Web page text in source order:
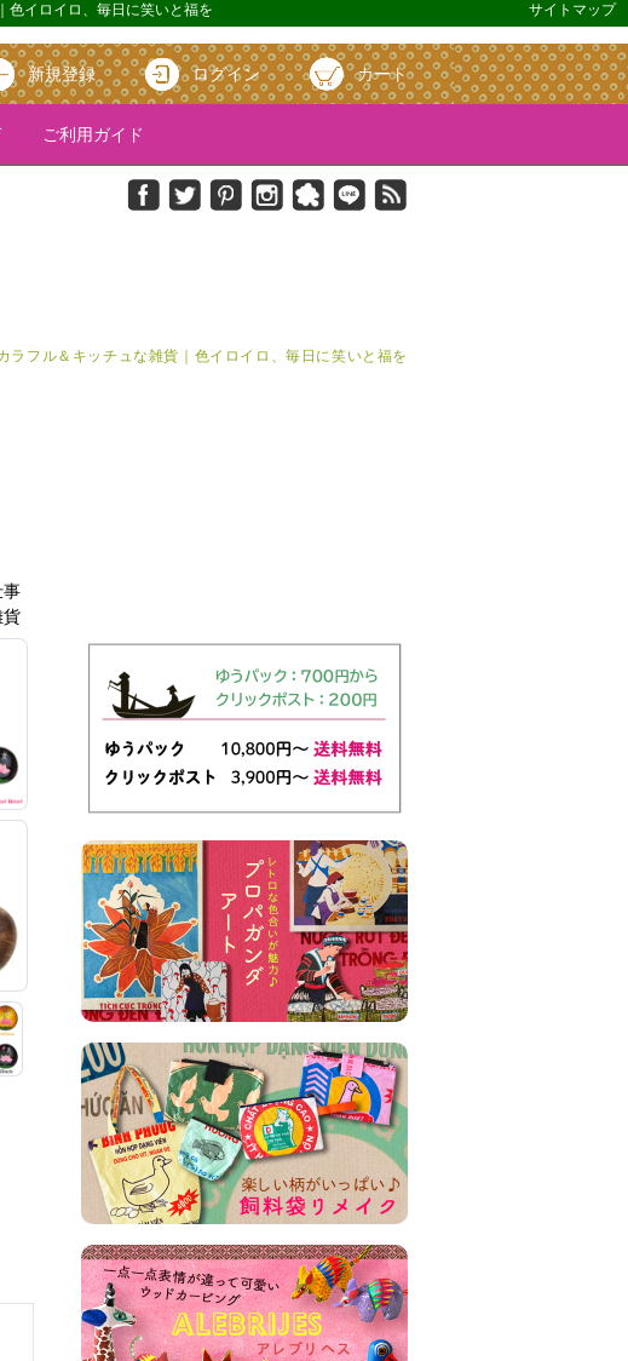
色イロイロ、毎日に笑いと福を サイトマップ
新規登録 ログイン カート
ご利用ガイド
フル＆キッチュな雑貨｜色イロイロ、毎日に笑いと福を
事
貨
貨
品